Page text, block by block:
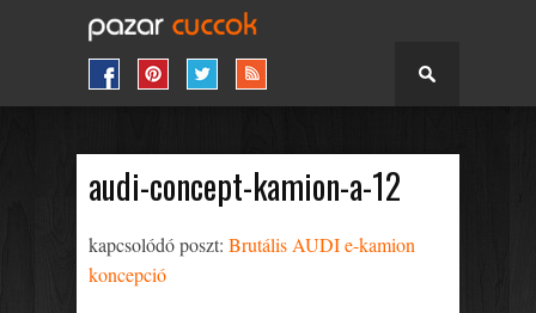
audi-concept-kamion-a-12
kapcsolódó poszt: Brutális AUDI e-kamion
koncepció